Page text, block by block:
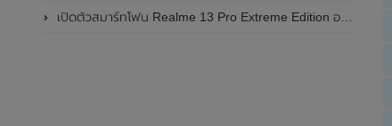
เปิดตัวสมาร์ทโฟน Realme 13 Pro Extreme Edition อย่างเป็นทางการแล้วในประเทศจีน